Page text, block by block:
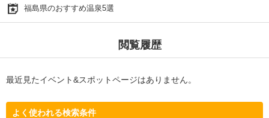
福島県のおすすめ温泉5選
閲覧履歴
最近見たイベント&スポットページはありません。
よく使われる検索条件